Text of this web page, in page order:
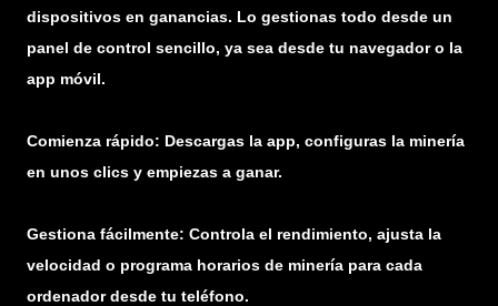
dispositivos en ganancias. Lo gestionas todo desde un
panel de control sencillo, ya sea desde tu navegador o la
app móvil.
Comienza rápido: Descargas la app, configuras la minería
en unos clics y empiezas a ganar.
Gestiona fácilmente: Controla el rendimiento, ajusta la
velocidad o programa horarios de minería para cada
ordenador desde tu teléfono.